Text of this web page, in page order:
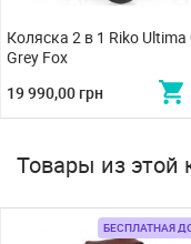
Коляска 2 в 1 Riko Ultima
Grey Fox
19 990,00 грн
Товары из этой
БЕСПЛАТНАЯ